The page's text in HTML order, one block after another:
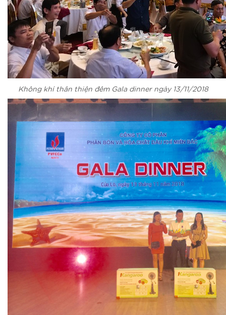
Không khí thân thiện đêm Gala dinner ngày 13/11/2018